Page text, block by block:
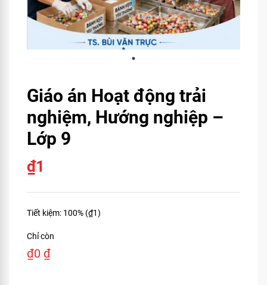
Giáo án Hoạt động trải
nghiệm, Hướng nghiệp –
Lớp 9
₫1
Tiết kiệm: 100% (₫1)
Chỉ còn
₫0 ₫